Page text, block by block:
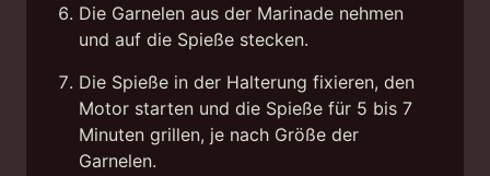
Die Garnelen aus der Marinade nehmen
und auf die Spieße stecken.
Die Spieße in der Halterung fixieren, den
Motor starten und die Spieße für 5 bis 7
Minuten grillen, je nach Größe der
Garnelen.